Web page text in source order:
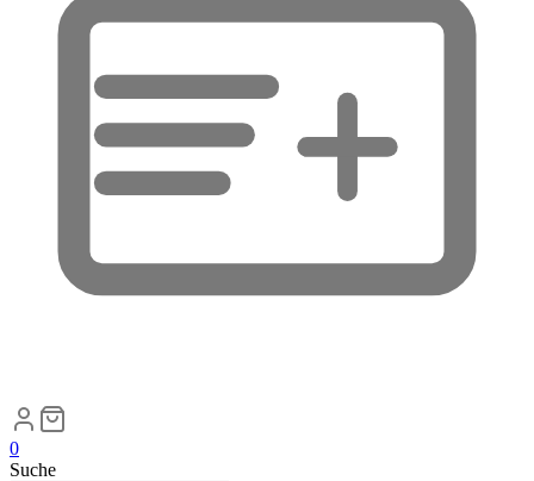
0
Suche